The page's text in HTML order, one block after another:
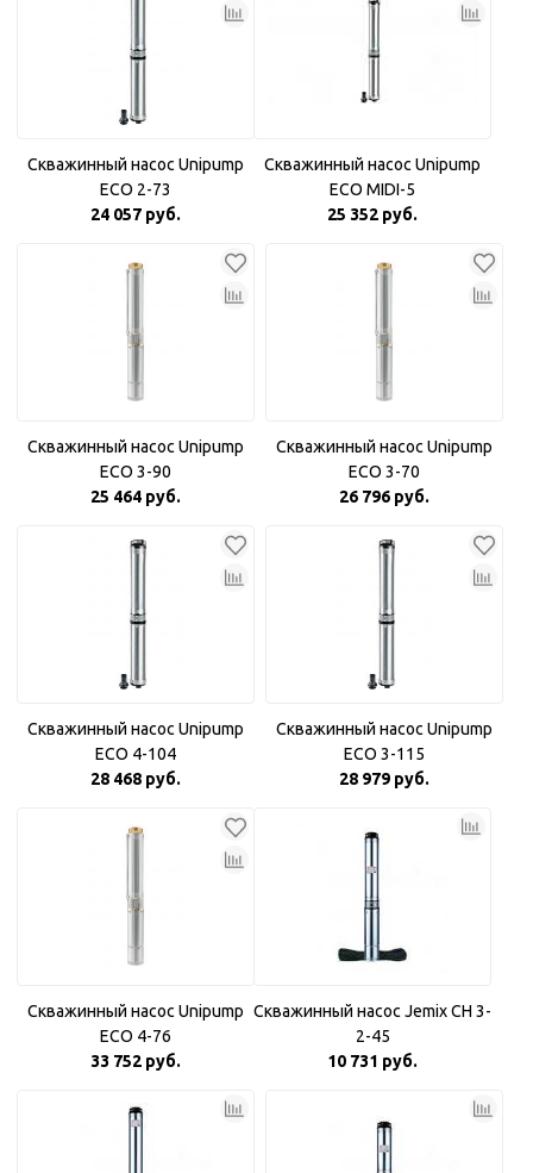
Скважинный насос Unipump
ECO 2-73
24 057 руб.
Скважинный насос Unipump
ECO MIDI-5
25 352 руб.
Скважинный насос Unipump
ECO 3-90
25 464 руб.
Скважинный насос Unipump
ECO 3-70
26 796 руб.
Скважинный насос Unipump
ECO 4-104
28 468 руб.
Скважинный насос Unipump
ECO 3-115
28 979 руб.
Скважинный насос Unipump
ECO 4-76
33 752 руб.
Скважинный насос Jemix CH 3-
2-45
10 731 руб.